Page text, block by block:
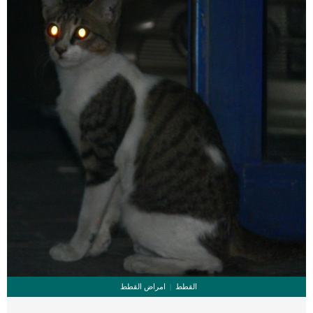
والقلق عند القطط إلى عدم قدرتها على تناول الطعام. مشاكل الاسنان إصابات الأسنان
القطط امراض القطط